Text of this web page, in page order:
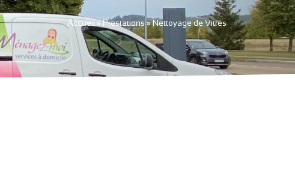
Accueil»Prestations »Nettoyage de Vitres